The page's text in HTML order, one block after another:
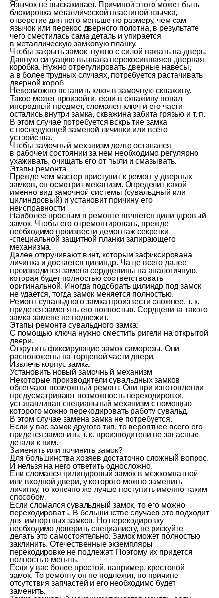
Язычок не выскакивает. Причиной этого может быть
блокировка металлической пластиной язычка,
отверстие для него меньше по размеру, чем сам
язычок или перекос дверного полотна, в результате
чего сместилась сама деталь и упирается
в металлическую замковую планку.
Чтобы закрыть замок, нужно с силой нажать на дверь.
Данную ситуацию вызвала перекосившаяся дверная
коробка. Нужно отрегулировать дверные навесы,
а в более трудных случаях, потребуется растачивать
дверной короб.
Невозможно вставить ключ в замочную скважину.
Такое может произойти, если в скважину попал
инородный предмет, сломался ключ и его части
остались внутри замка, скважина забита грязью и т. п.
В этом случае потребуется вскрытие замка
с последующей заменой личинки или всего
устройства.
Чтобы замочный механизм долго оставался
в рабочем состоянии за нем необходимо регулярно
ухаживать, очищать его от пыли и смазывать.
Этапы ремонта
Прежде чем мастер приступит к ремонту дверных
замков, он осмотрит механизм. Определит какой
именно вид замочной системы (сувальдный или
цилиндровый) и установит причину его
неисправности.
Наиболее простым в ремонте является цилиндровый
замок. Чтобы его отремонтировать, прежде
необходимо произвести демонтаж секретки
-специальной защитной планки запирающего
механизма.
Далее откручивают винт, которым зафиксирована
личинка и достается цилиндр. Чаще всего далее
производится замена сердцевины на аналогичную,
которая будет полностью соответствовать
оригинальной. Иногда подобрать цилиндр под замок
не удается, тогда замок меняется полностью.
Ремонт сувальдного замка произвести сложнее, т. к.
придется заменять его полностью. Сердцевина такого
замка замене не подлежит.
Этапы ремонта сувальдного замка:
С помощью ключа нужно сместить ригели на открытой
двери.
Открутить фиксирующие замок саморезы. Они
расположены на торцевой части двери.
Извлечь корпус замка.
Установить новый замочный механизм.
Некоторые производители сувальдных замков
облегчают возможный ремонт. Они при изготовлении
предусматривают возможность перекодировки,
устанавливая специальный механизм с помощью
которого можно перекодировать работу сувальд.
В этом случае замена замка не потребуется.
Если у вас замок другого тип, то вероятнее всего его
придется заменить, т. к. производители не запасные
детали к ним.
Заменить или починить замок?
Для большинства хозяев достаточно сложный вопрос.
И нельзя на него ответить односложно.
Ели сломался цилиндровый замок в межкомнатной
или входной двери, у которого можно заменить
личинку, то конечно же лучше поступить именно таким
способом.
Если сломался сувальдный замок, то его можно
перекодировать. В большинстве случаев это подходит
для импортных замков. Но перекодировку
необходимо доверить специалисту, не рискуйте
делать это самостоятельно. Замок может полностью
заклинить. Отечественные экземпляры
перекодировке не подлежат. Поэтому их придется
полностью менять.
Если у вас более простой, например, крестовой
замок. То ремонту он не подлежит, по причине
отсутствия запчастей и его необходимо будет
заменить.